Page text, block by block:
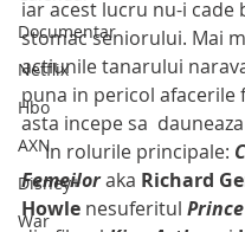
Documentar
Netflix
Hbo
AXN
Disney+
War
iar acest lucru nu-i cade
stomac seniorului. Mai
actiunile tanarului
puna in pericol afacerile
asta incepe sa
     In rolurile principale:
Femeilor aka Richard
Howle nesuferitul